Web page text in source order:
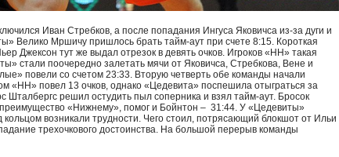
Иван Стребков, а после попадания Ингуса Яковичса из-за дуги и
Велико Мршичу пришлось брать тайм-аут при счете 8:15. Короткая
Джексон тут же выдал отрезок в девять очков. Игроков «НН» такая
стали поочередно залетать мячи от Яковичса, Стребкова, Вене и
повели со счетом 23:33. Вторую четверть обе команды начали
повел 13 очков, однако «Цедевита» поспешила отыграться за
Шталбергс решил остудить пыл соперника и взял тайм-аут. Бросок
«Нижнему», помог и Бойнтон – 31:44. У «Цедевиты»
возникали трудности. Чего стоил, потрясающий блокшот от Ильи
трехочкового достоинства. На большой перерыв команды